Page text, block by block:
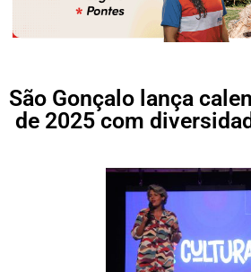
São Gonçalo lança
de 2025 com